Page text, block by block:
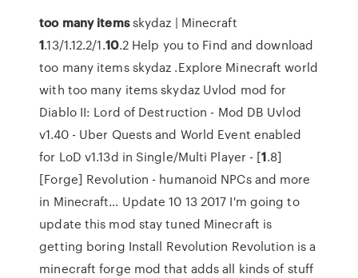
too many itemsskydaz | Minecraft
1.13/1.12.2/1.10.2 Help you to Find and download
too many items skydaz .Explore Minecraft world
with too many items skydaz Uvlod mod for
Diablo II: Lord of Destruction - Mod DB Uvlod
v1.40 - Uber Quests and World Event enabled
for LoD v1.13d in Single/Multi Player - [1.8]
[Forge] Revolution - humanoid NPCs and more
in Minecraft… Update 10 13 2017 I'm going to
update this mod stay tuned Minecraft is
getting boring Install Revolution Revolution is a
minecraft forge mod that adds all kinds of stuff